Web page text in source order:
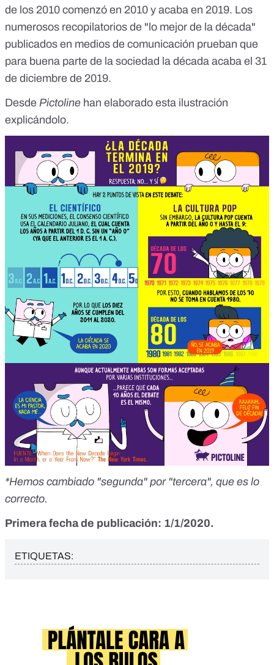
de los 2010 comenzó en 2010 y acaba en 2019. Los
numerosos recopilatorios de "lo mejor de la década"
publicados en medios de comunicación prueban que
para buena parte de la sociedad la década acaba el 31
de diciembre de 2019.
Desde Pictoline han elaborado esta ilustración
explicándolo.
*Hemos cambiado "segunda" por "tercera", que es lo
correcto.
Primera fecha de publicación: 1/1/2020.
ETIQUETAS: